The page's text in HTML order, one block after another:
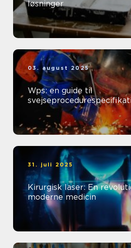
løsninger
03. august 2025
Wps: en guide til
31. juli 2025
Kirurgisk laser: En
moderne medicin